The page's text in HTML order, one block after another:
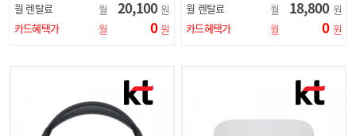
월 렌탈료 월 20,100 원
카드혜택가
월 0 원
월 렌탈료 월 18,800 원
카드혜택가
월 0 원